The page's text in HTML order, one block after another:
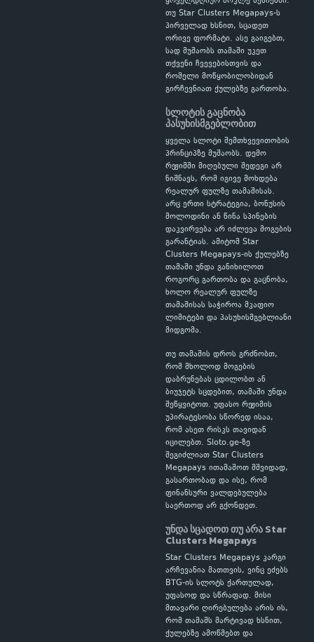
თუ Star Clusters Megapays-ს
პირველად ხსნით, სცადეთ
ორივე ფორმატი. ასე გაიგებთ,
სად მუშაობს თამაში უკეთ
თქვენი ჩვევებისთვის და
რომელი მოწყობილობიდან
გირჩევნიათ ქულებზე გართობა.
სლოტის გაცნობა
პასუხისმგებლობით
ყველა სლოტი შემთხვევითობის
პრინციპზე მუშაობს. დემო
რეჟიმში მიღებული შედეგი არ
ნიშნავს, რომ იგივე მოხდება
რეალურ ფულზე თამაშისას.
არც ერთი სტრატეგია, ბონუსის
მოლოდინი ან წინა სპინების
დაკვირვება არ იძლევა მოგების
გარანტიას. ამიტომ Star
Clusters Megapays-ის ქულებზე
თამაში უნდა განიხილოთ
როგორც გართობა და გაცნობა,
ხოლო რეალურ ფულზე
თამაშისას საჭიროა მკაფიო
ლიმიტები და პასუხისმგებლიანი
მიდგომა.
თუ თამაშის დროს გრძნობთ,
რომ მხოლოდ მოგების
დაბრუნებას ცდილობთ ან
ბიუჯეტს სცდებით, თამაში უნდა
შეწყვიტოთ. უფასო რეჟიმის
უპირატესობა სწორედ ისაა,
რომ ასეთ რისკს თავიდან
იცილებთ. Sloto.ge-ზე
შეგიძლიათ Star Clusters
Megapays ითამაშოთ მშვიდად,
გასართობად და ისე, რომ
ფინანსური ვალდებულება
საერთოდ არ გქონდეთ.
უნდა სცადოთ თუ არა Star
Clusters Megapays
Star Clusters Megapays კარგი
არჩევანია მათთვის, ვინც ეძებს
BTG-ის სლოტს ქართულად,
უფასოდ და სწრაფად. მისი
მთავარი ღირებულება არის ის,
რომ თამაშს მარტივად ხსნით,
ქულებზე ამოწმებთ და